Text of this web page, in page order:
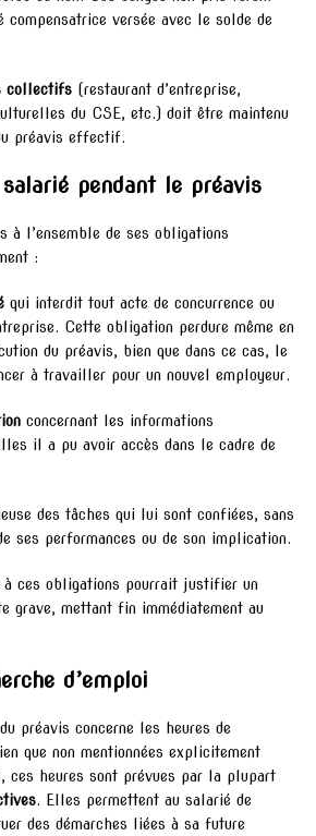
compensatrice versée avec le solde de
collectifs (restaurant d’entreprise,
du CSE, etc.) doit être maintenu
préavis effectif.
pendant le préavis
à l’ensemble de ses obligations
:
qui interdit tout acte de concurrence ou
Cette obligation perdure même en
du préavis, bien que dans ce cas, le
à travailler pour un nouvel employeur.
concernant les informations
il a pu avoir accès dans le cadre de
des tâches qui lui sont confiées, sans
ses performances ou de son implication.
à ces obligations pourrait justifier un
grave, mettant fin immédiatement au
d’emploi
préavis concerne les heures de
que non mentionnées explicitement
, ces heures sont prévues par la plupart
. Elles permettent au salarié de
des démarches liées à sa future